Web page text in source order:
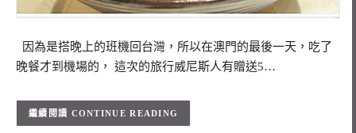
因為是搭晚上的班機回台灣，所以在澳門的最後一天，吃了
晚餐才到機場的， 這次的旅行威尼斯人有贈送5…
CONTINUE READING